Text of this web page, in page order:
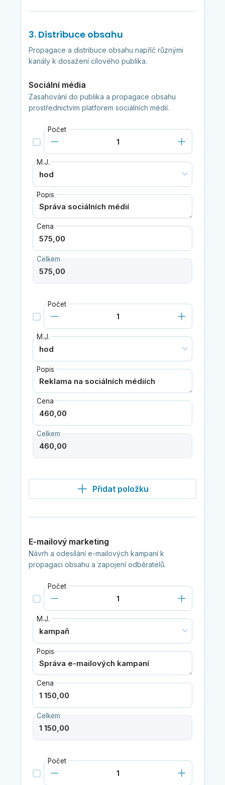
3. Distribuce obsahu
Propagace a distribuce obsahu napříč různými
kanály k dosažení cílového publika.
Sociální média
Zasahování do publika a propagace obsahu
prostřednictvím platforem sociálních médií.
Počet
M.J.
Popis
Cena
Celkem
Počet
M.J.
Popis
Cena
Celkem
Přidat položku
E-mailový marketing
Návrh a odesílání e-mailových kampaní k
propagaci obsahu a zapojení odběratelů.
Počet
M.J.
Popis
Cena
Celkem
Počet